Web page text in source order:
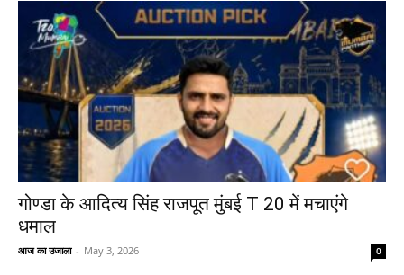
गोण्डा के आदित्य सिंह राजपूत मुंबई T 20 में मचाएंगे
धमाल
आज का उजाला - May 3, 2026 0